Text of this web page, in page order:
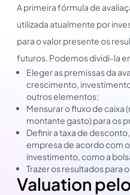
A primeira fórmula de
utilizada atualmente por
para o valor presente os
futuros. Podemos dividi-la
Eleger as premissas da
crescimento,
outros elementos;
Mensurar o fluxo de
montante gasto) para os
Definir a taxa de
empresa de acordo com
investimento, como a
Trazer os resultados para
Valuation